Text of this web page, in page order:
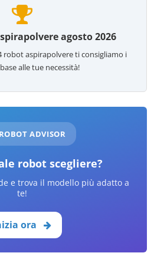
agosto 2026
robot aspirapolvere ti consigliamo i
alle tue necessità!
ADVISOR
robot scegliere?
e trova il modello più adatto a
te!
ora